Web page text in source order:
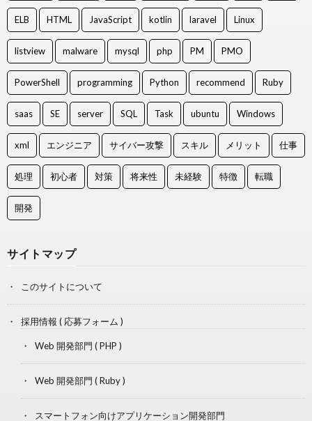
ELB HTML JavaScript kotlin laravel Linux
listview malware mysql php PM PMO
PowerShell programming Python recommend Ruby
saas SE server SQL Task ubuntu Windows
xml エンジニア サイバー攻撃 スキル メリット 仕事
処理 初心者 対策 将来性 未経験 特徴 転職
開発
サイトマップ
このサイトについて
採用情報 ( 応募フォーム )
Web 開発部門 ( PHP )
Web 開発部門 ( Ruby )
スマートフォン向けアプリケーション開発部門